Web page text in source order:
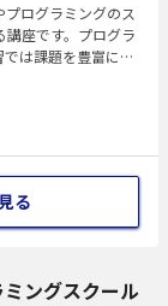
ログラミングのス
座です。プログラ
は課題を豊富に使
で、Java言語を体
る
ングスクール